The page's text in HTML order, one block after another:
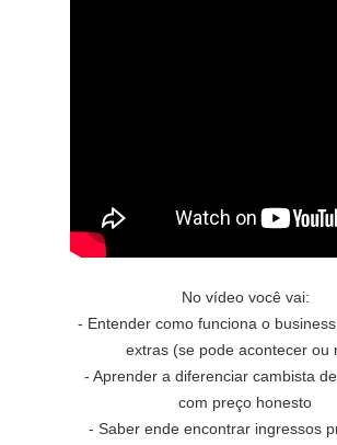
No vídeo você vai:
- Entender como funciona o
extras (se pode acontecer ou
- Aprender a diferenciar cambista
com preço honesto
- Saber ende encontrar ingressos